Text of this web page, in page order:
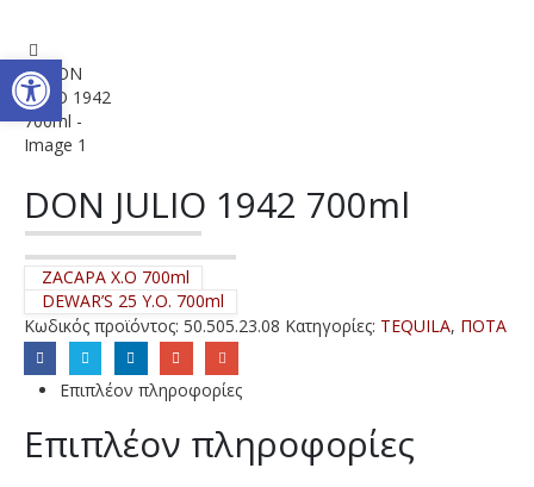
DON JULIO 1942 700ml
ZACAPA X.O 700ml
DEWAR’S 25 Y.O. 700ml
Κωδικός προϊόντος: 50.505.23.08 Κατηγορίες: TEQUILA, ΠΟΤΑ
Επιπλέον πληροφορίες
Επιπλέον πληροφορίες
Ανοίξτε τη γραμμή